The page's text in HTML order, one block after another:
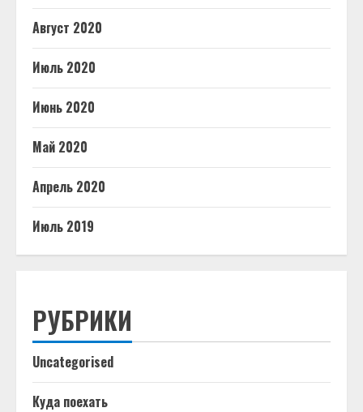
Август 2020
Июль 2020
Июнь 2020
Май 2020
Апрель 2020
Июль 2019
РУБРИКИ
Uncategorised
Куда поехать